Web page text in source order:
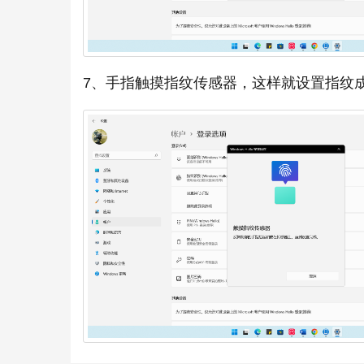
7、手指触摸指纹传感器，这样就设置指纹